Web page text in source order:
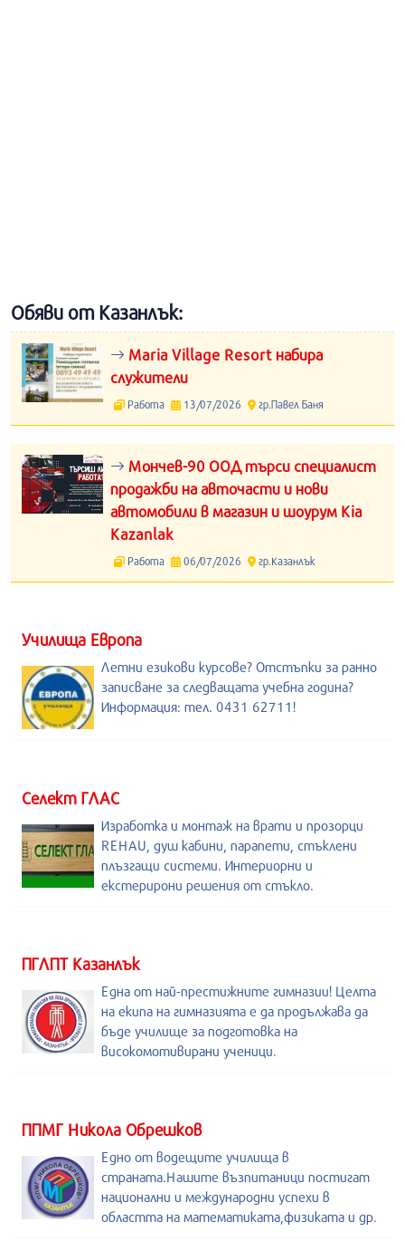
Обяви от Казанлък:
Maria Village Resort набира
служители
Работа 13/07/2026 гр.Павел Баня
Мончев-90 ООД търси специалист
продажби на авточасти и нови
автомобили в магазин и шоурум Kia
Kazanlak
Работа 06/07/2026 гр.Казанлък
Училища Европа
Летни езикови курсове? Отстъпки за ранно
записване за следващата учебна година?
Информация: тел. 0431 62711!
Селект ГЛАС
Изработка и монтаж на врати и прозорци
REHAU, душ кабини, парапети, стъклени
плъзгащи системи. Интериорни и
екстерирони решения от стъкло.
ПГЛПТ Казанлък
Една от най-престижните гимназии! Целта
на екипа на гимназията е да продължава да
бъде училище за подготовка на
високомотивирани ученици.
ППМГ Никола Обрешков
Едно от водещите училища в
страната.Нашите възпитаници постигат
национални и международни успехи в
областта на математиката,физиката и др.